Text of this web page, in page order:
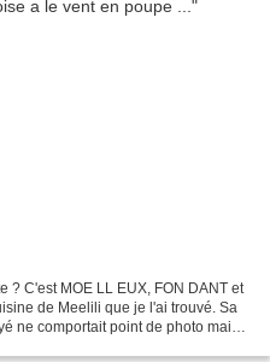
? C'est MOE LL EUX, FON DANT et
de Meelili que je l'ai trouvé. Sa
ne comportait point de photo mais